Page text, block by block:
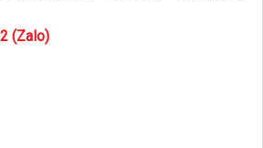
(Zalo)